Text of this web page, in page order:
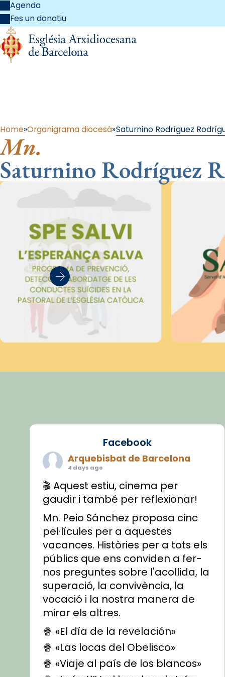
Agenda
Fes un donatiu
Home Organigrama diocesà Saturnino Rodríguez
Mn.
Saturnino Rodríguez
Facebook
Arquebisbat de Barcelona
4 days ago
🎬 Aquest estiu, cinema per
gaudir i també per reflexionar!
Mn. Peio Sánchez proposa cinc
pel·lícules per a aquestes
vacances. Històries per a tots els
públics que ens conviden a fer-
nos preguntes sobre l'acollida, la
superació, la convivència, la
vocació i la nostra manera de
mirar els altres.
🍿 «El día de la revelación»
🍿 «Las locas del Obelisco»
🍿 «Viaje al país de los blancos»